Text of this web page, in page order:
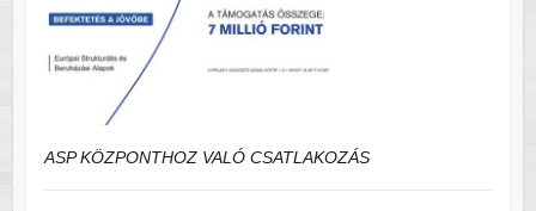
ASP KÖZPONTHOZ VALÓ CSATLAKOZÁS